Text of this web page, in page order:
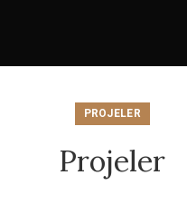
PROJELER
Projeler